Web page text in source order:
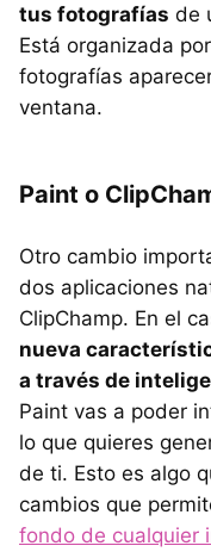
tus fotografías de
Está organizada
fotografías
ventana.
Paint o
Otro cambio
dos aplicaciones
ClipChamp. En el
nueva
a través de
Paint vas a poder
lo que quieres
de ti. Esto es algo
cambios que
fondo de cualquier